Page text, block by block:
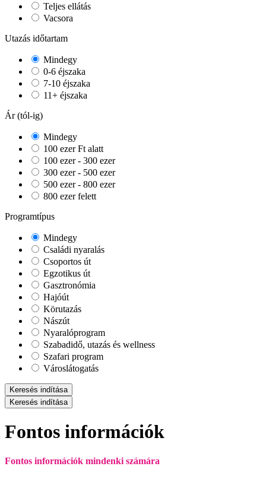
Teljes ellátás
Vacsora
Utazás időtartam
Mindegy
0-6 éjszaka
7-10 éjszaka
11+ éjszaka
Ár (tól-ig)
Mindegy
100 ezer Ft alatt
100 ezer - 300 ezer
300 ezer - 500 ezer
500 ezer - 800 ezer
800 ezer felett
Programtípus
Mindegy
Családi nyaralás
Csoportos út
Egzotikus út
Gasztronómia
Hajóút
Körutazás
Nászút
Nyaralóprogram
Szabadidő, utazás és wellness
Szafari program
Városlátogatás
Keresés indítása
Keresés indítása
Fontos információk
Fontos információk mindenki számára